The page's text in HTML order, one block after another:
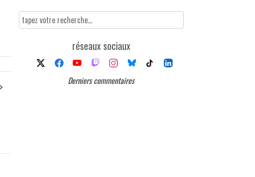
réseaux sociaux
Derniers commentaires